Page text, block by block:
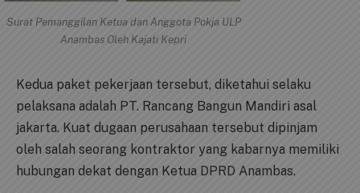
Surat Pemanggilan Ketua dan Anggota Pokja ULP
Anambas Oleh Kajati Kepri
Kedua paket pekerjaan tersebut, diketahui selaku
pelaksana adalah PT. Rancang Bangun Mandiri asal
jakarta. Kuat dugaan perusahaan tersebut dipinjam
oleh salah seorang kontraktor yang kabarnya memiliki
hubungan dekat dengan Ketua DPRD Anambas.